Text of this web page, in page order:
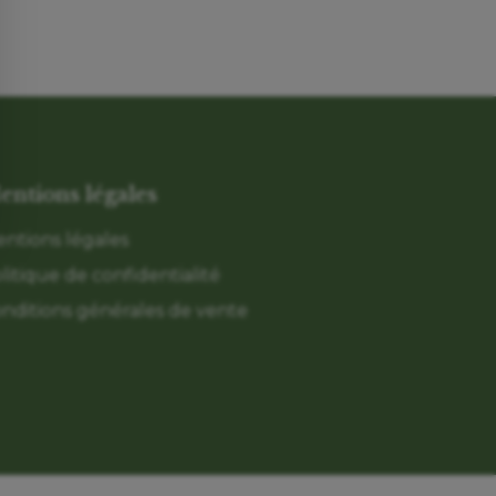
légales
légales
de confidentialité
générales de vente